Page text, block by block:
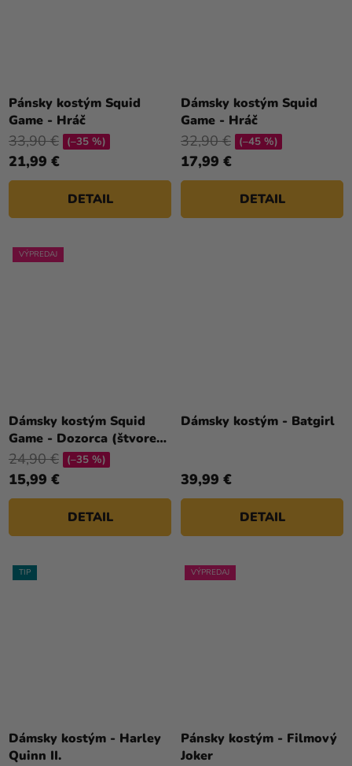
Pánsky kostým Squid
Game - Hráč
21,99 €
33,90 € (–35 %)
DETAIL
Dámsky kostým Squid
Game - Hráč
17,99 €
32,90 € (–45 %)
DETAIL
VÝPREDAJ
Dámsky kostým Squid
Game - Dozorca (štvorec,
trojuholník, kruh)
15,99 €
24,90 € (–35 %)
DETAIL
Dámsky kostým - Batgirl
39,99 €
DETAIL
TIP
Dámsky kostým - Harley
Quinn II.
VÝPREDAJ
Pánsky kostým - Filmový
Joker